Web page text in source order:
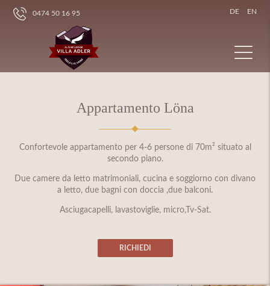
0474 50 16 95 DE EN
Appartamento Löna
Confortevole appartamento per 4-6 persone di 70m² situato al
secondo piano.
Due camere da letto matrimoniali, cucina e soggiorno con divano
a letto, due bagni con doccia ,due balconi.
Asciugacapelli, lavastoviglie, micro,Tv-Sat.
RICHIEDI